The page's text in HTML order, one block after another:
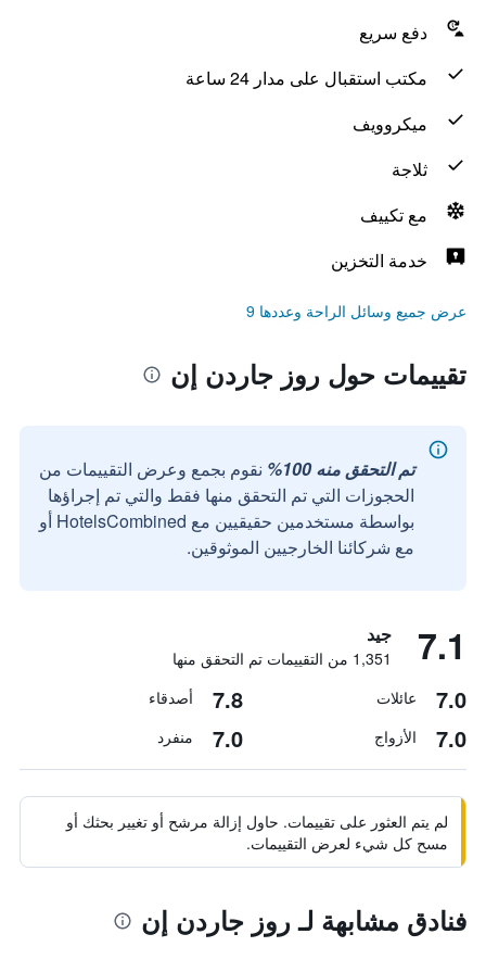
دفع سريع
مكتب استقبال على مدار 24 ساعة
ميكروويف
ثلاجة
مع تكييف
خدمة التخزين
عرض جميع وسائل الراحة وعددها 9
تقييمات حول روز جاردن إن
تم التحقق منه 100%
نقوم بجمع وعرض التقييمات من
الحجوزات التي تم التحقق منها فقط والتي تم إجراؤها
بواسطة مستخدمين حقيقيين مع HotelsCombined أو
مع شركائنا الخارجيين الموثوقين.
7.1 جيد
1,351 من التقييمات تم التحقق منها
7.0 عائلات 7.8 أصدقاء
7.0 الأزواج 7.0 منفرد
لم يتم العثور على تقييمات. حاول إزالة مرشح أو تغيير بحثك أو
مسح كل شيء لعرض التقييمات.
فنادق مشابهة لـ روز جاردن إن